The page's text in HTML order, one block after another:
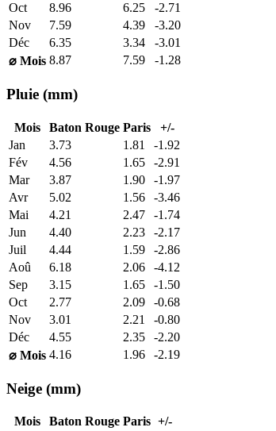
Oct
8.96 6.25
-2.71
Nov
7.59 4.39
-3.20
Déc
6.35 3.34
-3.01
⌀ Mois 8.87 7.59 -1.28
Pluie (mm)
Mois Baton Rouge Paris
+/-
Jan
3.73 1.81
-1.92
Fév
4.56 1.65
-2.91
Mar
3.87 1.90
-1.97
Avr
5.02 1.56
-3.46
Mai
4.21 2.47
-1.74
Jun
4.40 2.23
-2.17
Juil
4.44 1.59
-2.86
Aoû
6.18 2.06
-4.12
Sep
3.15 1.65
-1.50
Oct
2.77 2.09
-0.68
Nov
3.01 2.21
-0.80
Déc
4.55 2.35
-2.20
⌀ Mois 4.16 1.96 -2.19
Neige (mm)
Mois Baton Rouge Paris +/-